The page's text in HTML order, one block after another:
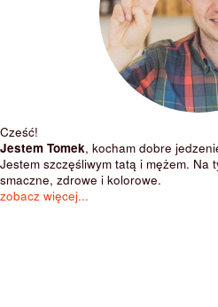
Cześć!
Jestem Tomek, kocham dobre
Jestem szczęśliwym tatą i mężem. Na
smaczne, zdrowe i kolorowe.
zobacz więcej...